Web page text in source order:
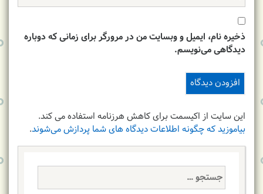
ذخیره نام، ایمیل و وبسایت من در مرورگر برای زمانی که دوباره
دیدگاهی می‌نویسم.
این سایت از اکیسمت برای کاهش هرزنامه استفاده می کند.
بیاموزید که چگونه اطلاعات دیدگاه های شما پردازش می‌شوند.
جستجو
برای: